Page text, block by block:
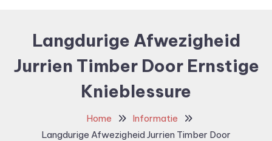
Langdurige Afwezigheid
Jurrien Timber Door Ernstige
Knieblessure
Home
Informatie
Langdurige Afwezigheid Jurrien Timber Door